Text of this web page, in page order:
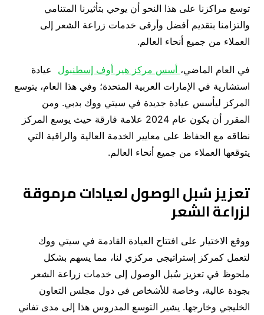
توسع مراكزنا على هذا النحو أن يوحي بتأثيرنا المتنامي
والتزامنا بتقديم أفضل وأرقى خدمات زراعة الشعر إلى
العملاء من جميع أنحاء العالم.
في العام الماضي، أسس مركز هير أوف إسطنبول عيادة
استشارية في الإمارات العربية المتحدة؛ وفي هذا العام، يتوسع
المركز ليأسس عيادة جديدة في سيتي ووك بدبي. ومن
المقرر أن يكون عام 2024 علامة فارقة حيث يوسع المركز
نطاقه مع الحفاظ على معايير الخدمة العالية والراقية التي
يتوقعها العملاء من جميع أنحاء العالم.
تعزيز سُبل الوصول لعيادات مرموقة
لزراعة الشعر
ووقع الاختيار على افتتاح العيادة القادمة في سيتي ووك
لتعمل كمركز إستراتيجي مركزي لنا، مما يسهم بشكل
ملحوظ في تعزيز سُبل الوصول إلى خدمات زراعة الشعر
بجودة عالية، وخاصة للأشخاص في دول مجلس التعاون
الخليجي وخارجها. يشير التوسع المدروس هذا إلى مدى تفاني